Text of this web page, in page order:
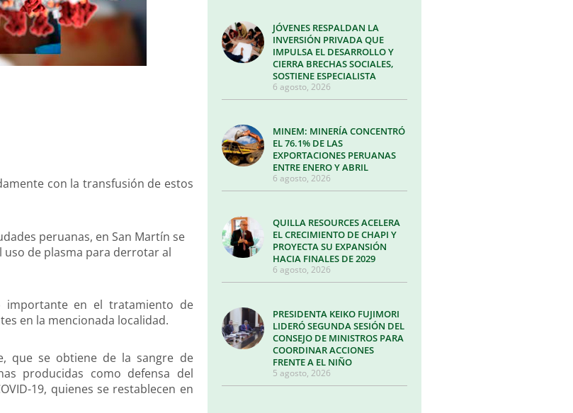
con la transfusión de estos
peruanas, en San Martín se
de plasma para derrotar al
importante en el tratamiento de
en la mencionada localidad.
que se obtiene de la sangre de
producidas como defensa del
19, quienes se restablecen en
JÓVENES RESPALDAN LA
INVERSIÓN PRIVADA QUE
IMPULSA EL DESARROLLO Y
CIERRA BRECHAS SOCIALES,
SOSTIENE ESPECIALISTA
6 agosto, 2026
MINEM: MINERÍA CONCENTRÓ
EL 76.1% DE LAS
EXPORTACIONES PERUANAS
ENTRE ENERO Y ABRIL
6 agosto, 2026
QUILLA RESOURCES ACELERA
EL CRECIMIENTO DE CHAPI Y
PROYECTA SU EXPANSIÓN
HACIA FINALES DE 2029
6 agosto, 2026
PRESIDENTA KEIKO FUJIMORI
LIDERÓ SEGUNDA SESIÓN DEL
CONSEJO DE MINISTROS PARA
COORDINAR ACCIONES
FRENTE A EL NIÑO
5 agosto, 2026